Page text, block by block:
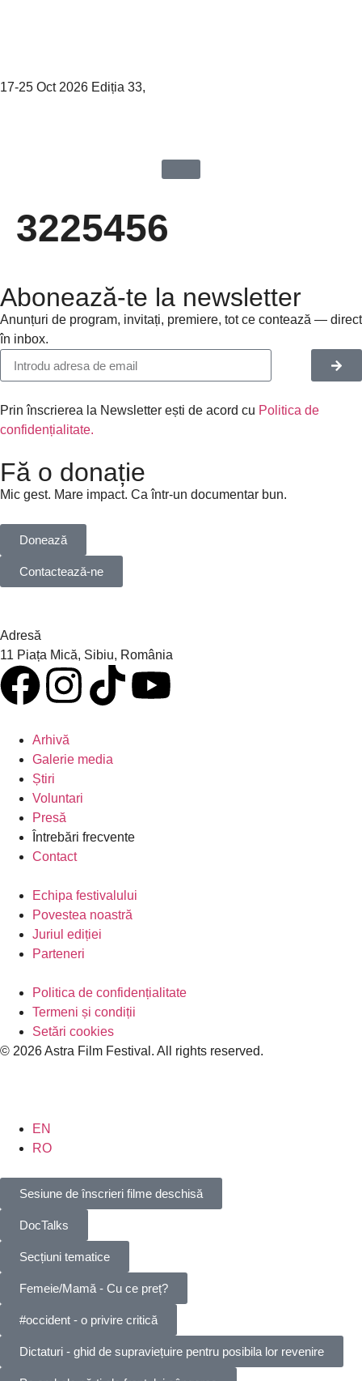
17-25 Oct 2026 Ediția 33,
3225456
Abonează-te la newsletter
Anunțuri de program, invitați, premiere, tot ce contează — direct
în inbox.
Prin înscrierea la Newsletter ești de acord cu Politica de
confidențialitate.
Fă o donație
Mic gest. Mare impact. Ca într-un documentar bun.
Donează
Contactează-ne
Adresă
11 Piața Mică, Sibiu, România
Arhivă
Galerie media
Știri
Voluntari
Presă
Întrebări frecvente
Contact
Echipa festivalului
Povestea noastră
Juriul ediției
Parteneri
Politica de confidențialitate
Termeni și condiții
Setări cookies
© 2026 Astra Film Festival. All rights reserved.
EN
RO
Sesiune de înscrieri filme deschisă
DocTalks
Secțiuni tematice
Femeie/Mamă - Cu ce preț?
#occident - o privire critică
Dictaturi - ghid de supraviețuire pentru posibila lor revenire